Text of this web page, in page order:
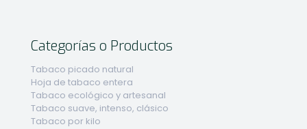
Categorías o Productos
Tabaco picado natural
Hoja de tabaco entera
Tabaco ecológico y artesanal
Tabaco suave, intenso, clásico
Tabaco por kilo